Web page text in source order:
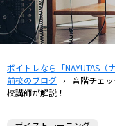
ボイトレなら「NAYUTAS（
前校のブログ ›
音階チェ
校講師が解説！